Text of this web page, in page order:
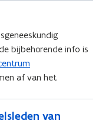
bijbehorende info is
af van het
van